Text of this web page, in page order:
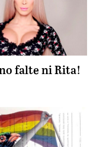
no falte ni Rita!